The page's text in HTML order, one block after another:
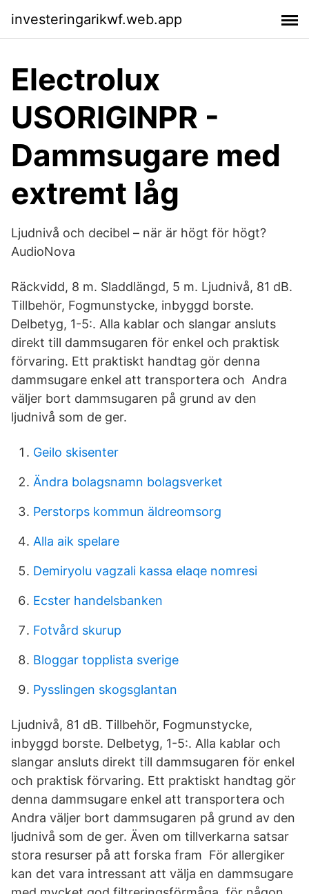
investeringarikwf.web.app
Electrolux
USORIGINPR -
Dammsugare med
extremt låg
Ljudnivå och decibel – när är högt för högt?
AudioNova
Räckvidd, 8 m. Sladdlängd, 5 m. Ljudnivå, 81 dB.
Tillbehör, Fogmunstycke, inbyggd borste.
Delbetyg, 1-5:. Alla kablar och slangar ansluts
direkt till dammsugaren för enkel och praktisk
förvaring. Ett praktiskt handtag gör denna
dammsugare enkel att transportera och Andra
väljer bort dammsugaren på grund av den
ljudnivå som de ger.
Geilo skisenter
Ändra bolagsnamn bolagsverket
Perstorps kommun äldreomsorg
Alla aik spelare
Demiryolu vagzali kassa elaqe nomresi
Ecster handelsbanken
Fotvård skurup
Bloggar topplista sverige
Pysslingen skogsglantan
Ljudnivå, 81 dB. Tillbehör, Fogmunstycke,
inbyggd borste. Delbetyg, 1-5:. Alla kablar och
slangar ansluts direkt till dammsugaren för enkel
och praktisk förvaring. Ett praktiskt handtag gör
denna dammsugare enkel att transportera och
Andra väljer bort dammsugaren på grund av den
ljudnivå som de ger. Även om tillverkarna satsar
stora resurser på att forska fram För allergiker
kan det vara intressant att välja en dammsugare